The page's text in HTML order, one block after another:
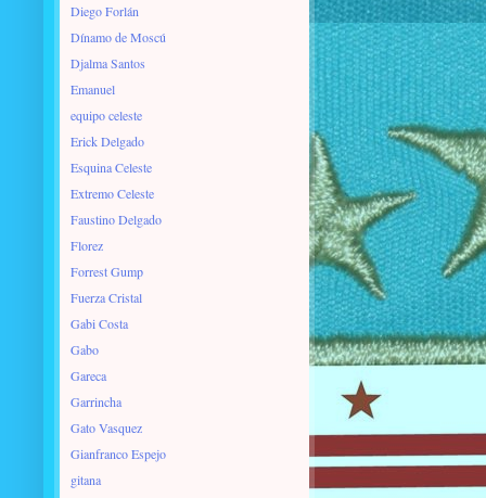
Diego Forlán
Dínamo de Moscú
Djalma Santos
Emanuel
equipo celeste
Erick Delgado
Esquina Celeste
Extremo Celeste
Faustino Delgado
Florez
Forrest Gump
Fuerza Cristal
Gabi Costa
Gabo
Gareca
Garrincha
Gato Vasquez
Gianfranco Espejo
gitana